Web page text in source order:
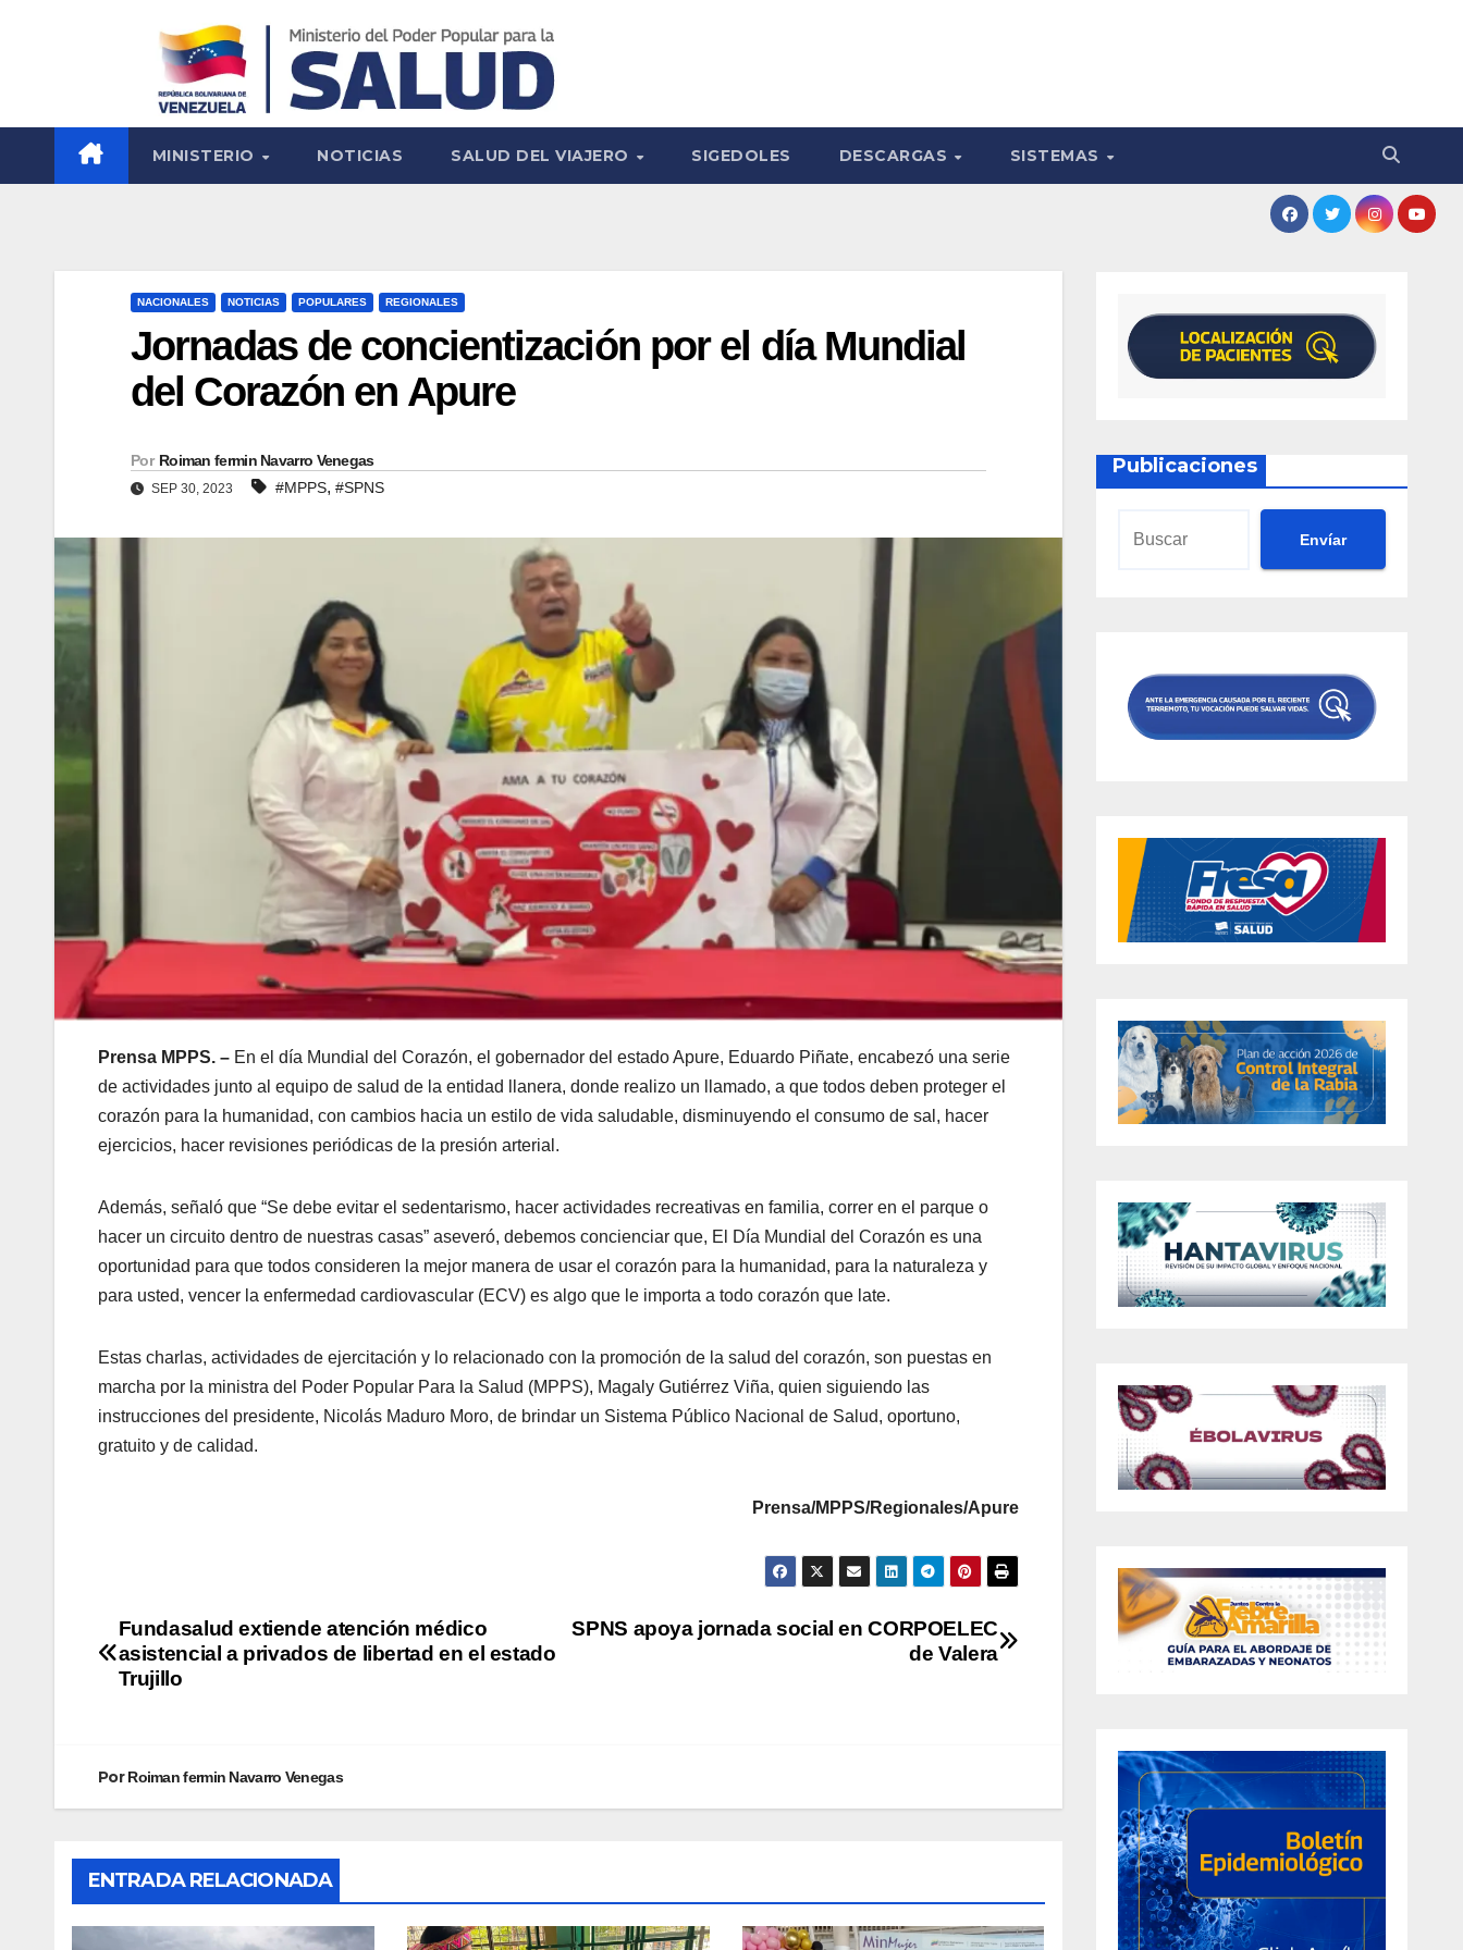
MINISTERIO NOTICIAS SALUD DEL VIAJERO SIGEDOLES DESCARGAS SISTEMAS
NACIONALES NOTICIAS POPULARES REGIONALES
Jornadas de concientización por el día Mundial
del Corazón en Apure
Por Roiman fermin Navarro Venegas
SEP 30, 2023 #MPPS, #SPNS
Prensa MPPS. – En el día Mundial del Corazón, el gobernador del estado Apure, Eduardo Piñate, encabezó una serie
de actividades junto al equipo de salud de la entidad llanera, donde realizo un llamado, a que todos deben proteger el
corazón para la humanidad, con cambios hacia un estilo de vida saludable, disminuyendo el consumo de sal, hacer
ejercicios, hacer revisiones periódicas de la presión arterial.
Además, señaló que “Se debe evitar el sedentarismo, hacer actividades recreativas en familia, correr en el parque o
hacer un circuito dentro de nuestras casas” aseveró, debemos concienciar que, El Día Mundial del Corazón es una
oportunidad para que todos consideren la mejor manera de usar el corazón para la humanidad, para la naturaleza y
para usted, vencer la enfermedad cardiovascular (ECV) es algo que le importa a todo corazón que late.
Estas charlas, actividades de ejercitación y lo relacionado con la promoción de la salud del corazón, son puestas en
marcha por la ministra del Poder Popular Para la Salud (MPPS), Magaly Gutiérrez Viña, quien siguiendo las
instrucciones del presidente, Nicolás Maduro Moro, de brindar un Sistema Público Nacional de Salud, oportuno,
gratuito y de calidad.
Prensa/MPPS/Regionales/Apure
SPNS apoya jornada social en CORPOELEC
de Valera
Fundasalud extiende atención médico
asistencial a privados de libertad en el estado
Trujillo
PorRoiman fermin Navarro Venegas
ENTRADA RELACIONADA
Publicaciones
Envíar